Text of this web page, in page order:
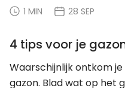
1 MIN 28 SEP
4 tips voor je
Waarschijnlijk ontkom
gazon. Blad wat op het